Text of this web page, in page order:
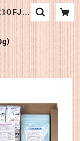
OFJシ
）